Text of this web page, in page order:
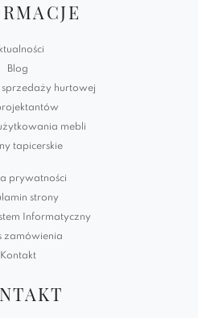
Blog
sprzedaży hurtowej
mebli
tapicerskie
prywatności
strony
Informatyczny
zamówienia
Kontakt